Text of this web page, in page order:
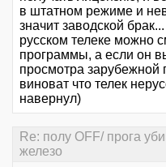
в штатном режиме и
значит заводской
русском телеке можно
программы, а если он
просмотра зарубежной
виноват что телек
навернул)
Re: полу OFF/ прога
железо